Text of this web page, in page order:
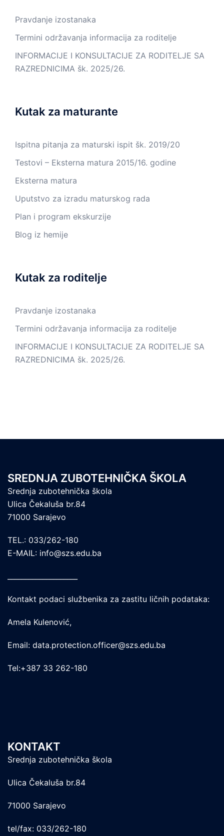
Pravdanje izostanaka
Termini održavanja informacija za roditelje
INFORMACIJE I KONSULTACIJE ZA RODITELJE SA
RAZREDNICIMA šk. 2025/26.
Kutak za maturante
Ispitna pitanja za maturski ispit šk. 2019/20
Testovi – Eksterna matura 2015/16. godine
Eksterna matura
Uputstvo za izradu maturskog rada
Plan i program ekskurzije
Blog iz hemije
Kutak za roditelje
Pravdanje izostanaka
Termini održavanja informacija za roditelje
INFORMACIJE I KONSULTACIJE ZA RODITELJE SA
RAZREDNICIMA šk. 2025/26.
SREDNJA ZUBOTEHNIČKA ŠKOLA
Srednja zubotehnička škola
Ulica Čekaluša br.84
71000 Sarajevo
TEL.: 033/262-180
E-MAIL: info@szs.edu.ba
Kontakt podaci službenika za zastitu ličnih podataka:
Amela Kulenović,
Email: data.protection.officer@szs.edu.ba
Tel:+387 33 262-180
KONTAKT
Srednja zubotehnička škola
Ulica Čekaluša br.84
71000 Sarajevo
tel/fax: 033/262-180